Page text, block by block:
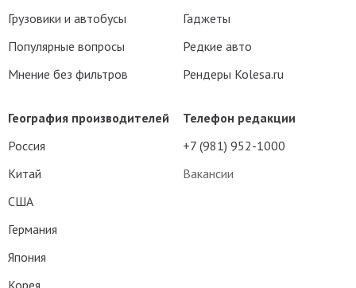
Телефон редакции
+7 (981) 952-1000
Вакансии
Грузовики и автобусы
Популярные вопросы
Мнение без фильтров
Гаджеты
Редкие авто
Рендеры Kolesa.ru
География производителей
Россия
Китай
США
Германия
Япония
Корея